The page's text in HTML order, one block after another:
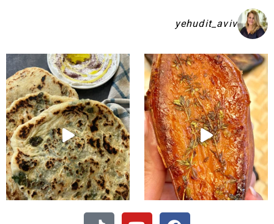
yehudit_aviv
בפיתות היסטריות